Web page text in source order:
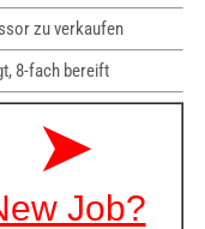
zu verkaufen
8-fach bereift